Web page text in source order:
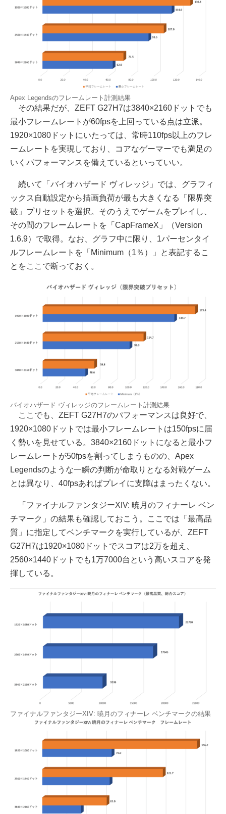
Apex Legendsのフレームレート計測結果
その結果だが、ZEFT G27H7は3840×2160ドットでも
最小フレームレートが60fpsを上回っている点は立派。
1920×1080ドットにいたっては、常時110fps以上のフレ
ームレートを実現しており、コアなゲーマーでも満足の
いくパフォーマンスを備えているといっていい。
続いて「バイオハザード ヴィレッジ」では、グラフィ
ックス自動設定から描画負荷が最も大きくなる「限界突
破」プリセットを選択。そのうえでゲームをプレイし、
その間のフレームレートを「CapFrameX」（Version
1.6.9）で取得。なお、グラフ中に限り、1パーセンタイ
ルフレームレートを「Minimum（1％）」と表記するこ
とをここで断っておく。
バイオハザード ヴィレッジのフレームレート計測結果
ここでも、ZEFT G27H7のパフォーマンスは良好で、
1920×1080ドットでは最小フレームレートは150fpsに届
く勢いを見せている。3840×2160ドットになると最小フ
レームレートが50fpsを割ってしまうものの、Apex
Legendsのような一瞬の判断が命取りとなる対戦ゲーム
とは異なり、40fpsあればプレイに支障はまったくない。
「ファイナルファンタジーXIV: 暁月のフィナーレ ベン
チマーク」の結果も確認しておこう。ここでは「最高品
質」に指定してベンチマークを実行しているが、ZEFT
G27H7は1920×1080ドットでスコアは2万を超え、
2560×1440ドットでも1万7000台という高いスコアを発
揮している。
ファイナルファンタジーXIV: 暁月のフィナーレ ベンチマークの結果